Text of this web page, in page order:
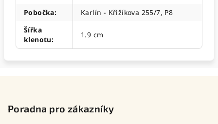
Pobočka:
Karlín - Křižíkova 255/7, P8
Šířka
klenotu:
1.9 cm
Poradna pro zákazníky